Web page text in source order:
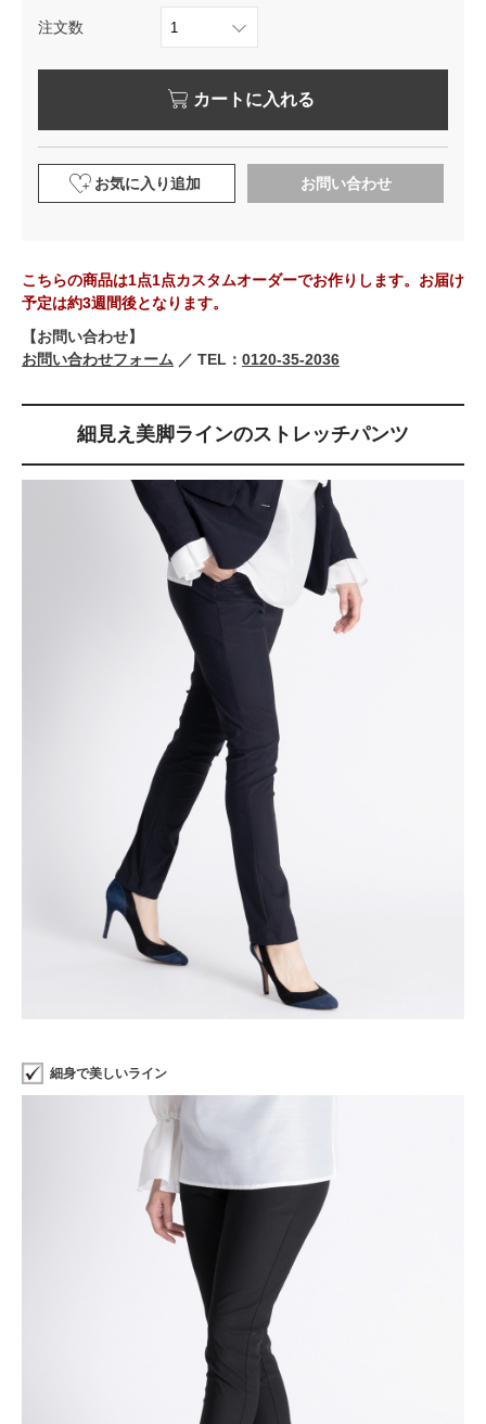
注文数
カートに入れる
お気に入り追加 お問い合わせ
こちらの商品は1点1点カスタムオーダーでお作りします。お届け
予定は約3週間後となります。
【お問い合わせ】
お問い合わせフォーム ／ TEL： 0120-35-2036
細見え美脚ラインのストレッチパンツ
細身で美しいライン